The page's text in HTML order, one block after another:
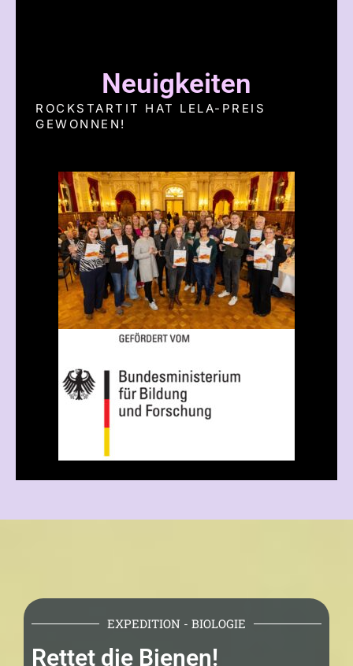
Neuigkeiten
ROCKSTARTIT HAT LELA-PREIS
GEWONNEN!
EXPEDITION - BIOLOGIE
Rettet die Bienen!